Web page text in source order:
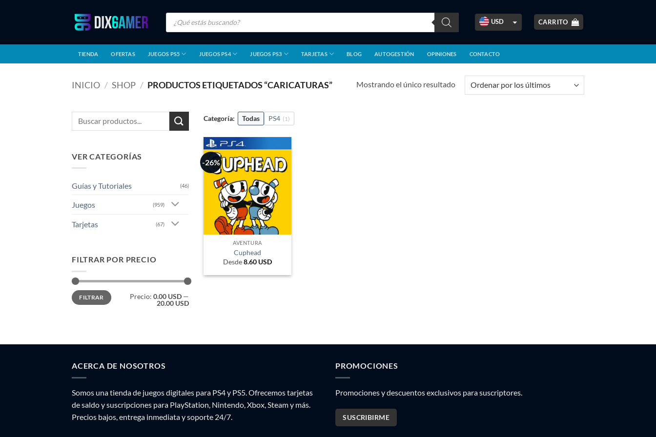
Búsqueda
productos
USD
BOB
BRL
CLP
CARRITO
TIENDA OFERTAS JUEGOS PS5 JUEGOS PS4 JUEGOS PS3 TARJETAS BLOG AUTOGESTIÓN OPINIONES CONTACTO
INICIO / SHOP / PRODUCTOS ETIQUETADOS “CARICATURAS” Mostrando el único resultado
Buscar
por:
VER CATEGORÍAS
Guías y Tutoriales (46)
Juegos (959)
Tarjetas (67)
FILTRAR POR PRECIO
Precio
mínimo
Precio
máximo
FILTRAR Precio: 0.00 USD —
20.00 USD
Categoría: Todas PS4 (1)
-26%
AVENTURA
Cuphead
Desde8.60 USD
ACERCA DE NOSOTROS
Somos una tienda de juegos digitales para PS4 y PS5. Ofrecemos tarjetas
de saldo y suscripciones para PlayStation, Nintendo, Xbox, Steam y más.
Precios bajos, entrega inmediata y soporte 24/7.
PROMOCIONES
Promociones y descuentos exclusivos para suscriptores.
SUSCRIBIRME